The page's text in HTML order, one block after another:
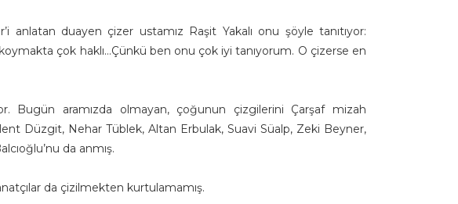
anlatan duayen çizer ustamız Raşit Yakalı onu şöyle tanıtıyor:
koymakta çok haklı…Çünkü ben onu çok iyi tanıyorum. O çizerse en
Bugün aramızda olmayan, çoğunun çizgilerini Çarşaf mizah
Düzgit, Nehar Tüblek, Altan Erbulak, Suavi Süalp, Zeki Beyner,
da anmış.
da çizilmekten kurtulamamış.